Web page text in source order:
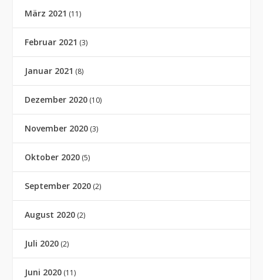
März 2021 (11)
Februar 2021 (3)
Januar 2021 (8)
Dezember 2020 (10)
November 2020 (3)
Oktober 2020 (5)
September 2020 (2)
August 2020 (2)
Juli 2020 (2)
Juni 2020 (11)